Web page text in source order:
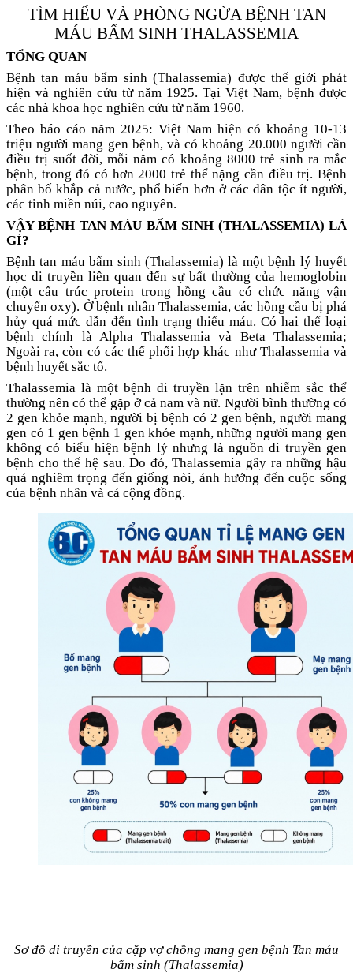
TÌM HIỂU VÀ PHÒNG NGỪA BỆNH TAN
MÁU BẨM SINH THALASSEMIA
TỔNG QUAN
Bệnh tan máu bẩm sinh (Thalassemia) được thế giới phát
hiện và nghiên cứu từ năm 1925. Tại Việt Nam, bệnh được
các nhà khoa học nghiên cứu từ năm 1960.
Theo báo cáo năm 2025: Việt Nam hiện có khoảng 10-13
triệu người mang gen bệnh, và có khoảng 20.000 người cần
điều trị suốt đời, mỗi năm có khoảng 8000 trẻ sinh ra mắc
bệnh, trong đó có hơn 2000 trẻ thể nặng cần điều trị. Bệnh
phân bố khắp cả nước, phổ biến hơn ở các dân tộc ít người,
các tỉnh miền núi, cao nguyên.
VẬY BỆNH TAN MÁU BẨM SINH (THALASSEMIA) LÀ
GÌ?
Bệnh tan máu bẩm sinh (Thalassemia) là một bệnh lý huyết
học di truyền liên quan đến sự bất thường của hemoglobin
(một cấu trúc protein trong hồng cầu có chức năng vận
chuyển oxy). Ở bệnh nhân Thalassemia, các hồng cầu bị phá
hủy quá mức dẫn đến tình trạng thiếu máu.Có hai thể loại
bệnh chính là Alpha Thalassemia và Beta Thalassemia;
Ngoài ra, còn có các thể phối hợp khác như Thalassemia và
bệnh huyết sắc tố.
Thalassemia là một bệnh di truyền lặn trên nhiễm sắc thể
thường nên có thể gặp ở cả nam và nữ. Người bình thường có
2 gen khỏe mạnh, người bị bệnh có 2 gen bệnh, người mang
gen có 1 gen bệnh 1 gen khỏe mạnh, những người mang gen
không có biểu hiện bệnh lý nhưng là nguồn di truyền gen
bệnh cho thế hệ sau. Do đó, Thalassemia gây ra những hậu
quả nghiêm trọng đến giống nòi, ảnh hưởng đến cuộc sống
của bệnh nhân và cả cộng đồng.
Sơ đồ di truyền của cặp vợ chồng mang gen bệnh Tan máu
bẩm sinh (Thalassemia)